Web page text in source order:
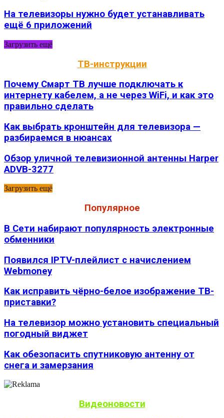
На телевизоры нужно будет устанавливать
ещё 6 приложений
Загрузить ещё
ТВ-инструкции
Почему Смарт ТВ лучше подключать к
интернету кабелем, а не через WiFi, и как это
правильно сделать
Как выбрать кронштейн для телевизора —
разбираемся в нюансах
Обзор уличной телевизионной антенны Harper
ADVB-3277
Загрузить ещё
Популярное
В Сети набирают популярность электронные
обменники
Появился IPTV-плейлист с начислением
Webmoney
Как исправить чёрно-белое изображение ТВ-
приставки?
На телевизор можно установить специальный
погодный виджет
Как обезопасить спутниковую антенну от
снега и замерзания
Видеоновости